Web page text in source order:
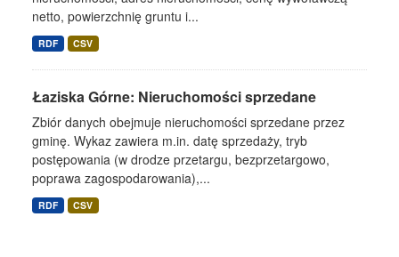
netto, powierzchnię gruntu i...
RDF CSV
Łaziska Górne: Nieruchomości sprzedane
Zbiór danych obejmuje nieruchomości sprzedane przez
gminę. Wykaz zawiera m.in. datę sprzedaży, tryb
postępowania (w drodze przetargu, bezprzetargowo,
poprawa zagospodarowania),...
RDF CSV